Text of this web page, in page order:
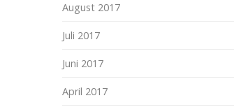
August 2017
Juli 2017
Juni 2017
April 2017